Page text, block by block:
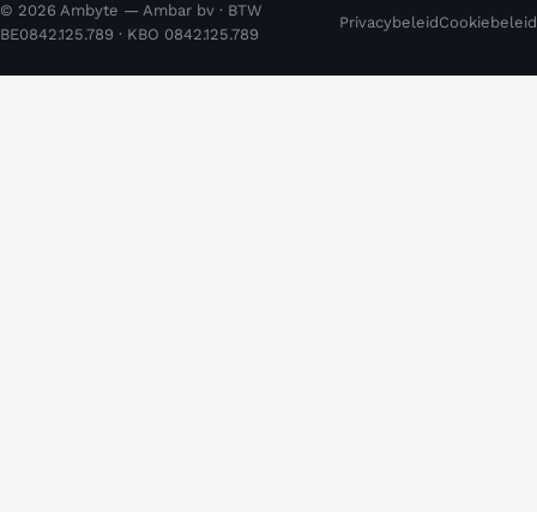
© 2026 Ambyte — Ambar bv · BTW
BE0842.125.789 · KBO 0842.125.789
PrivacybeleidCookiebeleid